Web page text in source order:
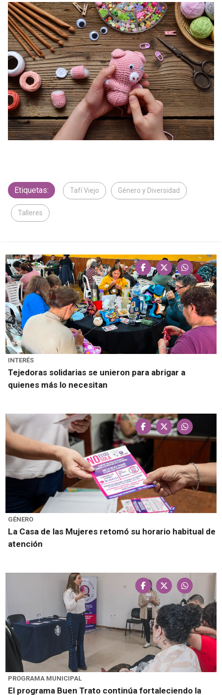
Etiquetas: Tafí Viejo Género y Diversidad
Talleres
INTERÉS
Tejedoras solidarias se unieron para abrigar a
quienes más lo necesitan
GÉNERO
La Casa de las Mujeres retomó su horario habitual de
atención
PROGRAMA MUNICIPAL
El programa Buen Trato continúa fortaleciendo la